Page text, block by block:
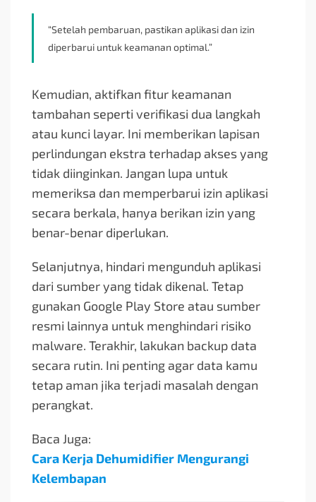
“Setelah pembaruan, pastikan aplikasi dan izin
diperbarui untuk keamanan optimal.”
Kemudian, aktifkan fitur keamanan
tambahan seperti verifikasi dua langkah
atau kunci layar. Ini memberikan lapisan
perlindungan ekstra terhadap akses yang
tidak diinginkan. Jangan lupa untuk
memeriksa dan memperbarui izin aplikasi
secara berkala, hanya berikan izin yang
benar-benar diperlukan.
Selanjutnya, hindari mengunduh aplikasi
dari sumber yang tidak dikenal. Tetap
gunakan Google Play Store atau sumber
resmi lainnya untuk menghindari risiko
malware. Terakhir, lakukan backup data
secara rutin. Ini penting agar data kamu
tetap aman jika terjadi masalah dengan
perangkat.
Baca Juga:
Cara Kerja Dehumidifier Mengurangi
Kelembapan